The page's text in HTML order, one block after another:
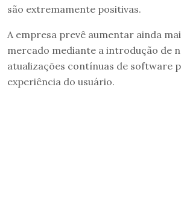
são extremamente positivas.
A empresa prevê aumentar ainda
mercado mediante a introdução de
atualizações contínuas de software
experiência do usuário.